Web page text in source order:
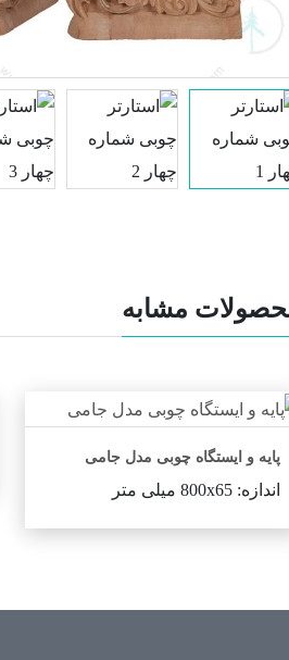
مشابه
پایه و ایستگاه چوبی مدل جامی
اندازه: 800x65 میلی متر